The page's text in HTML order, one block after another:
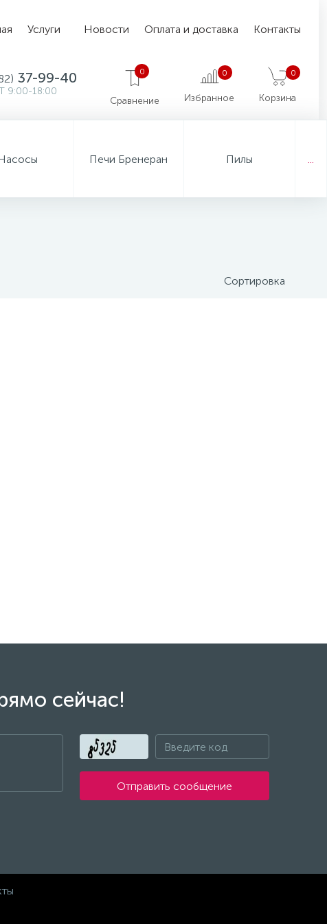
Услуги Новости Оплата и доставка Контакты
37-99-40
9:00-18:00
0
Сравнение
0
Избранное
0
Корзина
Печи Бренеран Пилы
Сортировка
сейчас!
Отправить сообщение